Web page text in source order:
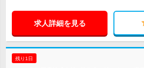
求人詳細を見る
残り1日